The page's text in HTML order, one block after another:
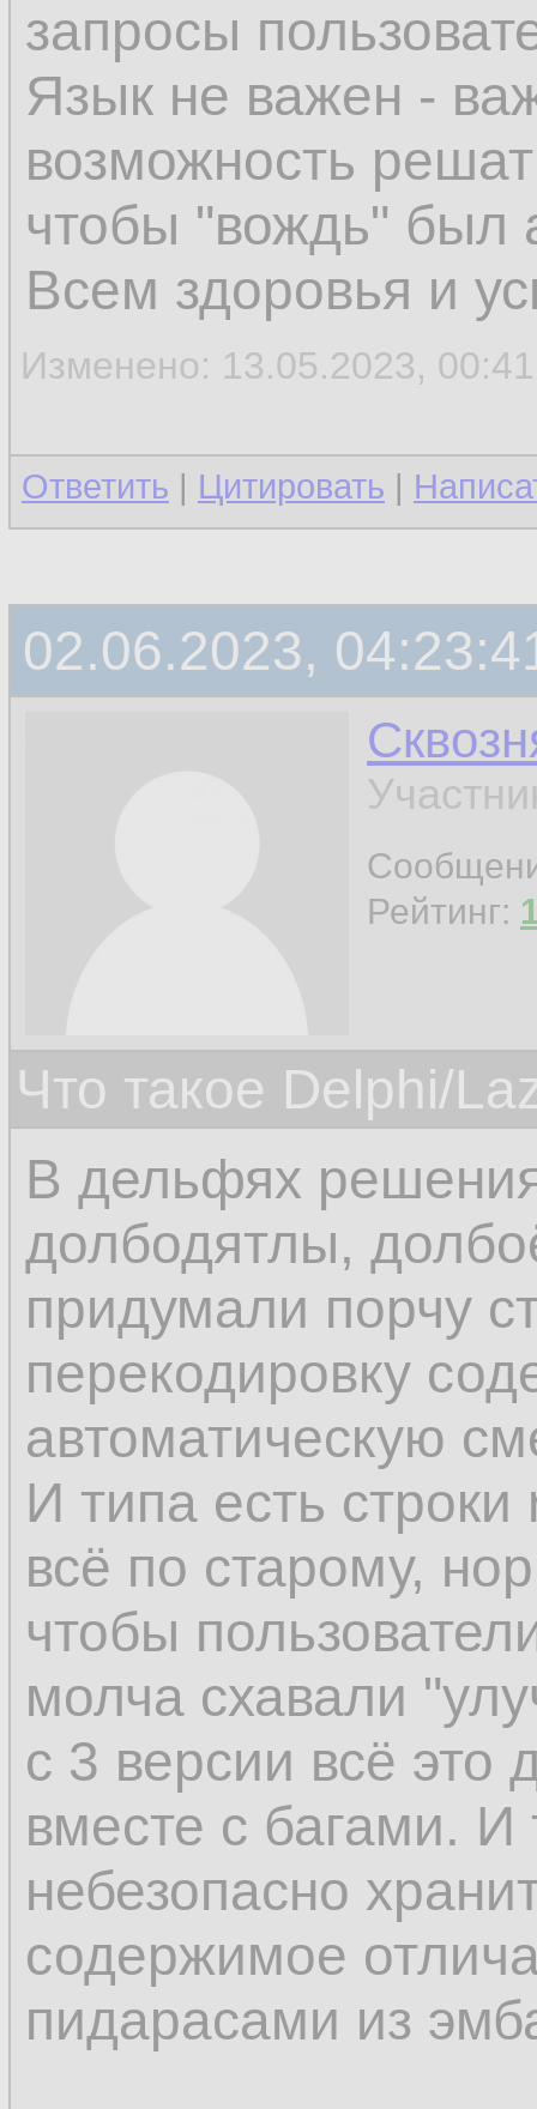
запросы
Язык не важен -
возможность
чтобы "вождь" был
Всем здоровья и
Изменено: 13.05.2023,
Ответить | Цитировать |
02.06.2023,
Рейтинг:
Что такое Delphi/
В дельфях
долбодятлы,
придумали порчу
перекодировку
автоматическую
И типа есть
всё по старому,
чтобы
молча схавали
с 3 версии всё это
вместе с багами. И
небезопасно
содержимое
пидарасами из